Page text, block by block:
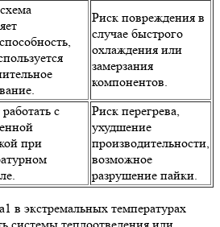
Риск повреждения в
случае быстрого
охлаждения или
замерзания
компонентов.
с
при
Риск перегрева,
ухудшение
производительности,
возможное
разрушение пайки.
в экстремальных температурах
системы теплоотведения или